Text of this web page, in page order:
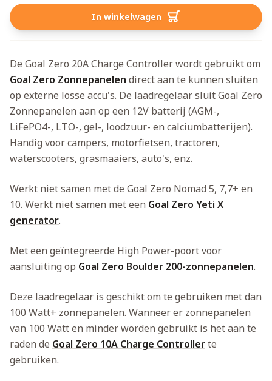
In winkelwagen
De Goal Zero 20A Charge Controller wordt gebruikt om
Goal Zero Zonnepanelen direct aan te kunnen sluiten
op externe losse accu's. De laadregelaar sluit Goal Zero
Zonnepanelen aan op een 12V batterij (AGM-,
LiFePO4-, LTO-, gel-, loodzuur- en calciumbatterijen).
Handig voor campers, motorfietsen, tractoren,
waterscooters, grasmaaiers, auto's, enz.
Werkt niet samen met de Goal Zero Nomad 5, 7,7+ en
10. Werkt niet samen met een Goal Zero Yeti X
generator.
Met een geïntegreerde High Power-poort voor
aansluiting op Goal Zero Boulder 200-zonnepanelen.
Deze laadregelaar is geschikt om te gebruiken met dan
100 Watt+ zonnepanelen. Wanneer er zonnepanelen
van 100 Watt en minder worden gebruikt is het aan te
raden de Goal Zero 10A Charge Controllerte
gebruiken.